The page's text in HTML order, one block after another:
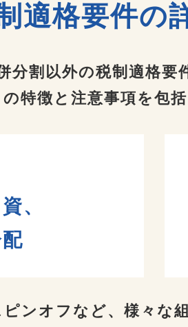
適格要件の
分割以外の税制適格要
特徴と注意事項を包
、
ンオフなど、 様々な